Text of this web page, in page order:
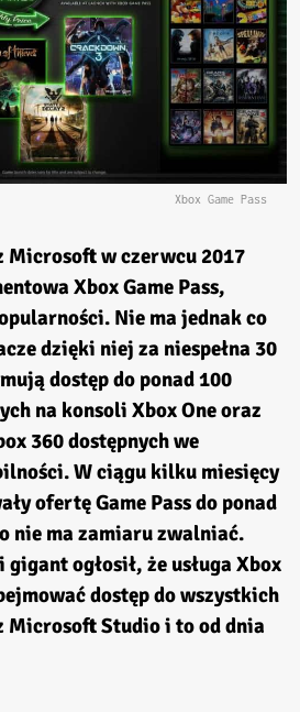
Xbox Game Pass
Microsoft w czerwcu 2017
Xbox Game Pass,
Nie ma jednak co
dzięki niej za niespełna 30
dostęp do ponad 100
na konsoli Xbox One oraz
360 dostępnych we
W ciągu kilku miesięcy
ofertę Game Pass do ponad
nie ma zamiaru zwalniać.
ogłosił, że usługa Xbox
dostęp do wszystkich
Microsoft Studio i to od dnia